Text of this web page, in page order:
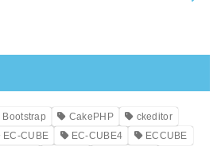
Bootstrap CakePHP
ckeditor
EC-CUBE EC-CUBE4
ECCUBE